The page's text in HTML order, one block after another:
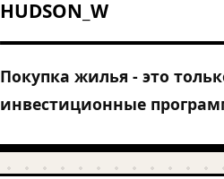
HUDSON_W
Покупка жилья - это
инвестиционные